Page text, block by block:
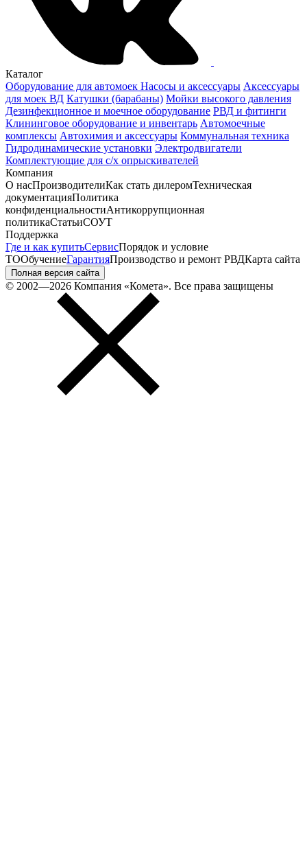
Каталог
Оборудование для автомоек Насосы и аксессуары Аксессуары
для моек ВД Катушки (барабаны) Мойки высокого давления
Дезинфекционное и моечное оборудование РВД и фитинги
Клининговое оборудование и инвентарь Автомоечные
комплексы Автохимия и аксессуары Коммунальная техника
Гидродинамические установки Электродвигатели
Комплектующие для с/х опрыскивателей
Компания
О насПроизводителиКак стать дилеромТехническая
документацияПолитика
конфиденциальностиАнтикоррупционная
политикаСтатьиСОУТ
Поддержка
Где и как купитьСервисПорядок и условие
ТООбучениеГарантияПроизводство и ремонт РВДКарта сайта
Полная версия сайта
© 2002—2026 Компания «Комета». Все права защищены